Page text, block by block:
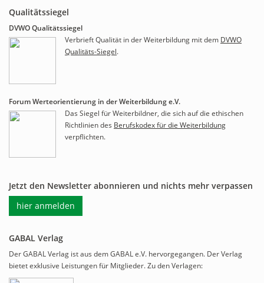
Qualitätssiegel
DVWO Qualitätssiegel
Verbrieft Qualität in der Weiterbildung mit dem DVWO
Qualitäts-Siegel.
Forum Werteorientierung in der Weiterbildung e.V.
Das Siegel für Weiterbildner, die sich auf die ethischen
Richtlinien des Berufskodex für die Weiterbildung
verpflichten.
Jetzt den Newsletter abonnieren und nichts mehr verpassen
hier anmelden
GABAL Verlag
Der GABAL Verlag ist aus dem GABAL e.V. hervorgegangen. Der Verlag
bietet exklusive Leistungen für Mitglieder. Zu den Verlagen: